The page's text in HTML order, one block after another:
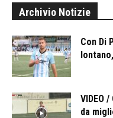
Archivio Notizie
Con Di
VIDEO
da